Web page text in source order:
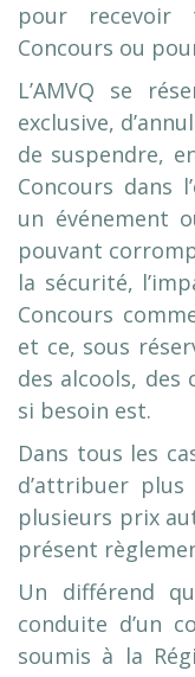
pour
Concours ou
L’AMVQ se
exclusive,
de suspendre,
Concours dans
un événement
pouvant
la sécurité,
Concours
et ce, sous
des alcools, des
si besoin est.
Dans tous les
d’attribuer
plusieurs prix
présent
Un différend
conduite d’un
soumis à la